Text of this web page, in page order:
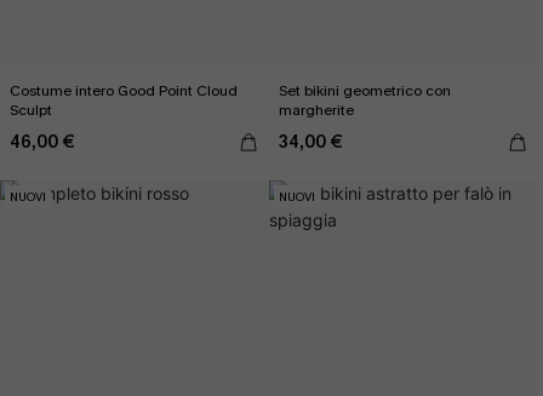
Costume intero Good Point Cloud
Sculpt
46,00 €
Set bikini geometrico con
margherite
34,00 €
NUOVI NUOVI